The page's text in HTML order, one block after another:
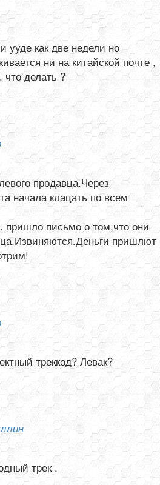
ууде как две недели но
ни на китайской почте ,
что делать ?
продавца.Через
начала клацать по всем
пришло письмо о том,что они
пришлют
треккод? Левак?
трек .